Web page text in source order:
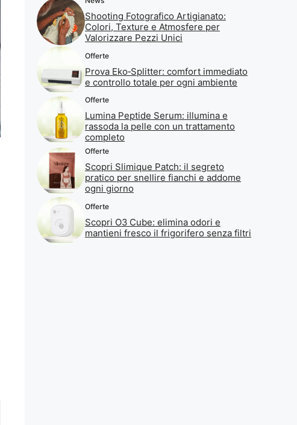
Shooting Fotografico Artigianato:
Colori, Texture e Atmosfere per
Valorizzare Pezzi Unici
Offerte
Prova Eko‑Splitter: comfort immediato
e controllo totale per ogni ambiente
Offerte
Lumina Peptide Serum: illumina e
rassoda la pelle con un trattamento
completo
Offerte
Scopri Slimique Patch: il segreto
pratico per snellire fianchi e addome
ogni giorno
Offerte
Scopri O3 Cube: elimina odori e
mantieni fresco il frigorifero senza filtri